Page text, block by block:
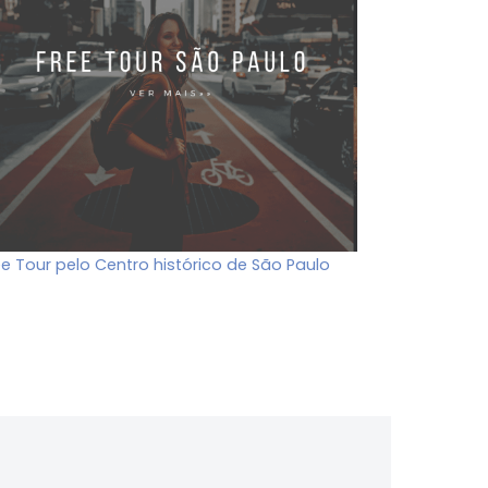
Tour pelo Centro histórico de São Paulo